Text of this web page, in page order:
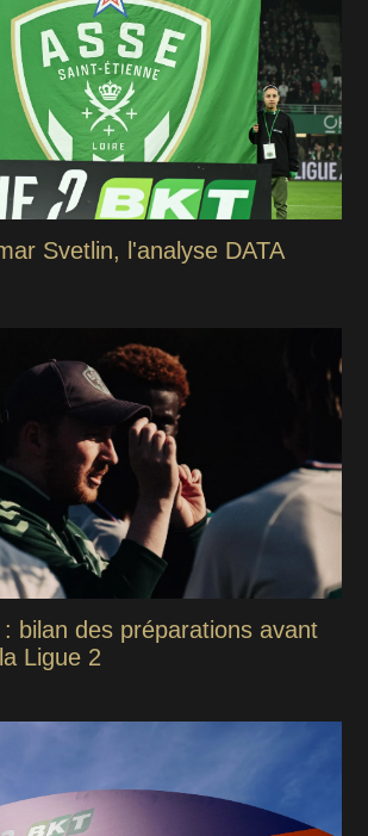
Svetlin, l'analyse DATA
bilan des préparations avant
Ligue 2